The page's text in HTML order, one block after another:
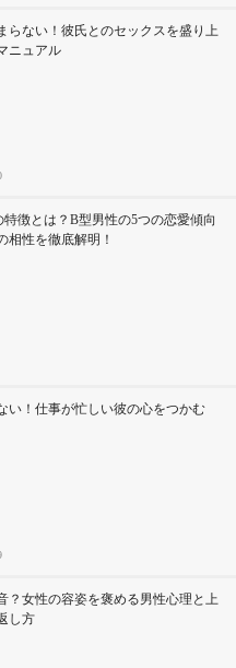
らない！彼氏とのセックスを盛り上
ニュアル
特徴とは？B型男性の5つの恋愛傾向
相性を徹底解明！
い！仕事が忙しい彼の心をつかむ
？女性の容姿を褒める男性心理と上
し方